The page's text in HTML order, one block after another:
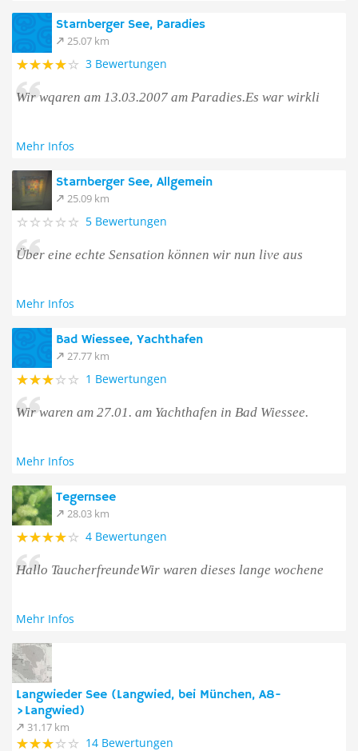
Starnberger See, Paradies
25.07 km
3 Bewertungen
Wir wqaren am 13.03.2007 am Paradies.Es war wirkli
Mehr Infos
Starnberger See, Allgemein
25.09 km
5 Bewertungen
Über eine echte Sensation können wir nun live aus
Mehr Infos
Bad Wiessee, Yachthafen
27.77 km
1 Bewertungen
Wir waren am 27.01. am Yachthafen in Bad Wiessee.
Mehr Infos
Tegernsee
28.03 km
4 Bewertungen
Hallo TaucherfreundeWir waren dieses lange wochene
Mehr Infos
Langwieder See (Langwied, bei München, A8-
>Langwied)
31.17 km
14 Bewertungen